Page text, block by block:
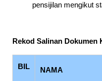
pensijilan mengikut
Rekod Salinan Dokumen
BIL NAMA